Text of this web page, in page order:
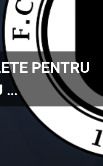
PENTRU
…